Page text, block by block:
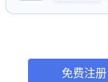
免费注册